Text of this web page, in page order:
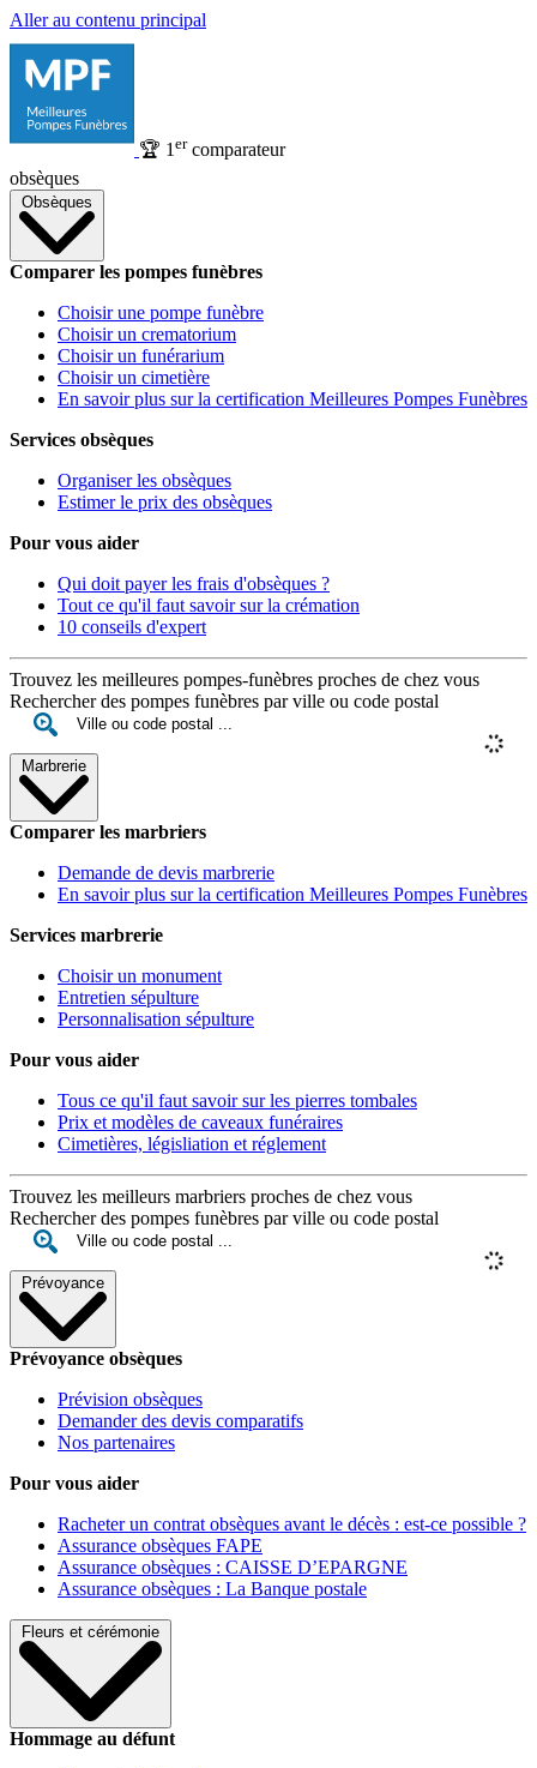
Aller au contenu principal
🏆 1 ercomparateur
obsèques
Obsèques
Comparer les pompes funèbres
Choisir une pompe funèbre
Choisir un crematorium
Choisir un funérarium
Choisir un cimetière
En savoir plus sur la certification Meilleures Pompes Funèbres
Services obsèques
Organiser les obsèques
Estimer le prix des obsèques
Pour vous aider
Qui doit payer les frais d'obsèques ?
Tout ce qu'il faut savoir sur la crémation
10 conseils d'expert
Trouvez les meilleures pompes-funèbres proches de chez vous
Rechercher des pompes funèbres par ville ou code postal
Marbrerie
Comparer les marbriers
Demande de devis marbrerie
En savoir plus sur la certification Meilleures Pompes Funèbres
Services marbrerie
Choisir un monument
Entretien sépulture
Personnalisation sépulture
Pour vous aider
Tous ce qu'il faut savoir sur les pierres tombales
Prix et modèles de caveaux funéraires
Cimetières, législiation et réglement
Trouvez les meilleurs marbriers proches de chez vous
Rechercher des pompes funèbres par ville ou code postal
Prévoyance
Prévoyance obsèques
Prévision obsèques
Demander des devis comparatifs
Nos partenaires
Pour vous aider
Racheter un contrat obsèques avant le décès : est-ce possible ?
Assurance obsèques FAPE
Assurance obsèques : CAISSE D’EPARGNE
Assurance obsèques : La Banque postale
Fleurs et cérémonie
Hommage au défunt